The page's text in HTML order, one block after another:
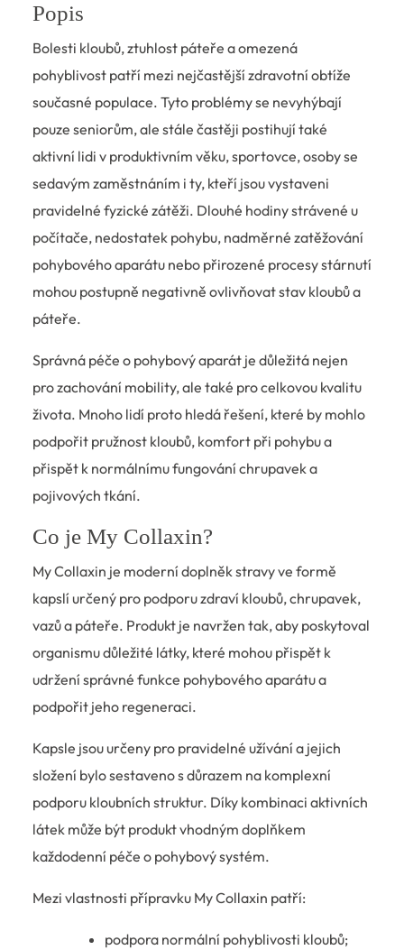
Popis
Bolesti kloubů, ztuhlost páteře a omezená
pohyblivost patří mezi nejčastější zdravotní obtíže
současné populace. Tyto problémy se nevyhýbají
pouze seniorům, ale stále častěji postihují také
aktivní lidi v produktivním věku, sportovce, osoby se
sedavým zaměstnáním i ty, kteří jsou vystaveni
pravidelné fyzické zátěži. Dlouhé hodiny strávené u
počítače, nedostatek pohybu, nadměrné zatěžování
pohybového aparátu nebo přirozené procesy stárnutí
mohou postupně negativně ovlivňovat stav kloubů a
páteře.
Správná péče o pohybový aparát je důležitá nejen
pro zachování mobility, ale také pro celkovou kvalitu
života. Mnoho lidí proto hledá řešení, které by mohlo
podpořit pružnost kloubů, komfort při pohybu a
přispět k normálnímu fungování chrupavek a
pojivových tkání.
Co je My Collaxin?
My Collaxin je moderní doplněk stravy ve formě
kapslí určený pro podporu zdraví kloubů, chrupavek,
vazů a páteře. Produkt je navržen tak, aby poskytoval
organismu důležité látky, které mohou přispět k
udržení správné funkce pohybového aparátu a
podpořit jeho regeneraci.
Kapsle jsou určeny pro pravidelné užívání a jejich
složení bylo sestaveno s důrazem na komplexní
podporu kloubních struktur. Díky kombinaci aktivních
látek může být produkt vhodným doplňkem
každodenní péče o pohybový systém.
Mezi vlastnosti přípravku My Collaxin patří:
podpora normální pohyblivosti kloubů;